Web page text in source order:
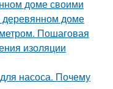
доме своими
доме
Пошаговая
изоляции
насоса. Почему